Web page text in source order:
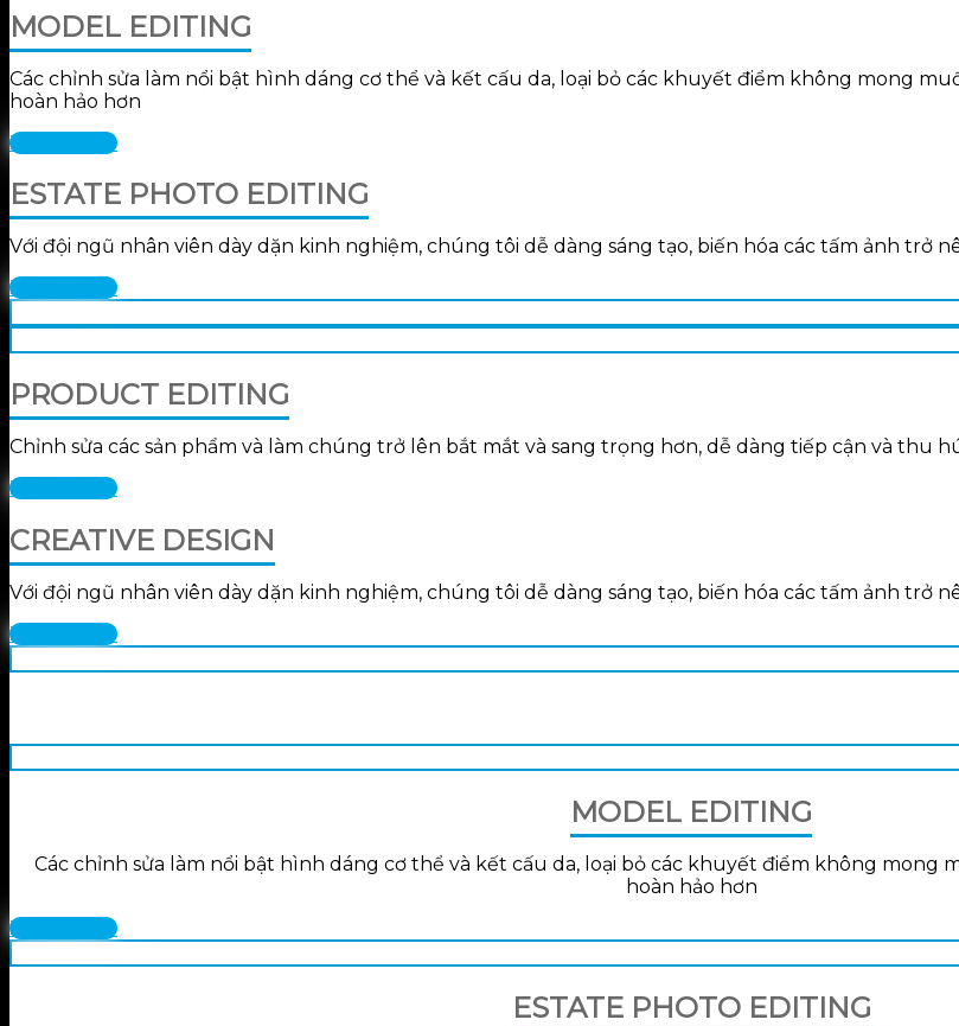
MODEL EDITING
Các chỉnh sửa làm nổi bật hình dáng cơ thể và kết cấu da, loại bỏ các khuyết điểm không mong
hoàn hảo hơn
XEM THÊM
ESTATE PHOTO EDITING
Với đội ngũ nhân viên dày dặn kinh nghiệm, chúng tôi dễ dàng sáng tạo, biến hóa các tấm ảnh trở
XEM THÊM
PRODUCT EDITING
Chỉnh sửa các sản phẩm và làm chúng trở lên bắt mắt và sang trọng hơn, dễ dàng tiếp cận và thu
XEM THÊM
CREATIVE DESIGN
Với đội ngũ nhân viên dày dặn kinh nghiệm, chúng tôi dễ dàng sáng tạo, biến hóa các tấm ảnh trở
XEM THÊM
MODEL EDITING
Các chỉnh sửa làm nổi bật hình dáng cơ thể và kết cấu da, loại bỏ các khuyết điểm không mong
hoàn hảo hơn
XEM THÊM
ESTATE PHOTO EDITING